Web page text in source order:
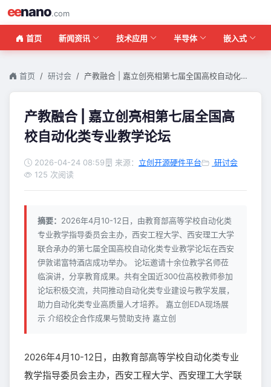
eenano.com
首页 新闻资讯 技术应用 半导体 嵌入式
首页 研讨会 产教融合 | 嘉立创亮相第七届全国高校自动化…
产教融合 | 嘉立创亮相第七届全国高
校自动化类专业教学论坛
2026-04-24 08:59 来源： 立创开源硬件平台
研讨会
125 次阅读
摘要： 2026年4月10-12日，由教育部高等学校自动化类
专业教学指导委员会主办，西安工程大学、西安理工大学
联合承办的第七届全国高校自动化类专业教学论坛在西安
伊敦诺富特酒店成功举办。 论坛邀请十余位教学名师莅
临演讲，分享教育成果。共有全国近300位高校教师参加
论坛积极交流，共同推动自动化类专业建设与教学发展，
助力自动化类专业高质量人才培养。 嘉立创EDA现场展
示 介绍校企合作成果与赞助支持 嘉立创
2026年4月10-12日，由教育部高等学校自动化类专业
教学指导委员会主办，西安工程大学、西安理工大学联